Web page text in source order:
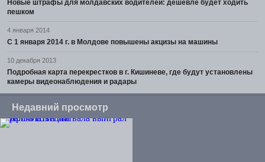
Новые штрафы для молдавских водителей: дешевле будет ходить
пешком
4 января 2014
С 1 января 2014 г. в Молдове повышены акцизы на машины
10 декабря 2013
Подробная карта перекрестков в г. Кишиневе, где будут установлены
камеры видеонаблюдения и радары
Недавний просмотр